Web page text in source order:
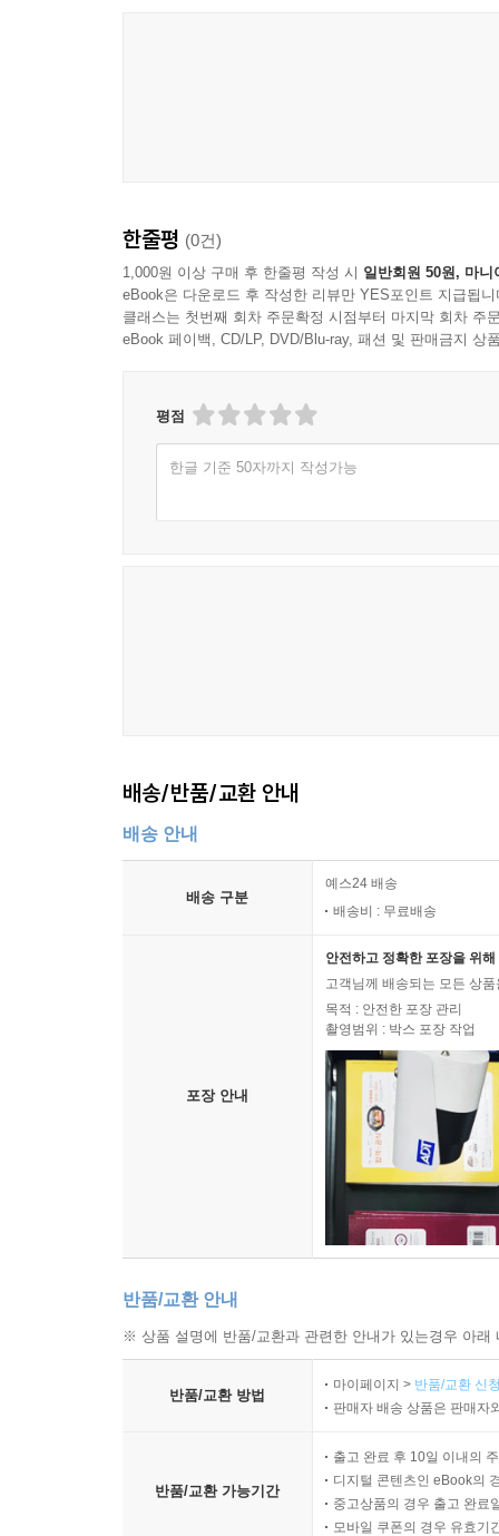
한줄평 (0건)
1,000원 이상 구매 후 한줄평 작성 시 일반회원 50원, 마니
eBook은 다운로드 후 작성한 리뷰만 YES포인트 지급됩니
클래스는 첫번째 회차 주문확정 시점부터 마지막 회차 주
eBook 페이백, CD/LP, DVD/Blu-ray, 패션 및 판매금지 상
평점
한글 기준 50자까지 작성가능
배송/반품/교환 안내
배송 안내
배송 구분
예스24 배송
배송비 : 무료배송
포장 안내
안전하고 정확한 포장을 위
고객님께 배송되는 모든 상
목적 : 안전한 포장 관리
촬영범위 : 박스 포장 작업
반품/교환 안내
※ 상품 설명에 반품/교환과 관련한 안내가 있는경우 아
반품/교환 방법
마이페이지 > 반품/교환 신
판매자 배송 상품은 판매자
반품/교환 가능기간
출고 완료 후 10일 이내의
디지털 콘텐츠인 eBook의
중고상품의 경우 출고 완료
모바일 쿠폰의 경우 유효기